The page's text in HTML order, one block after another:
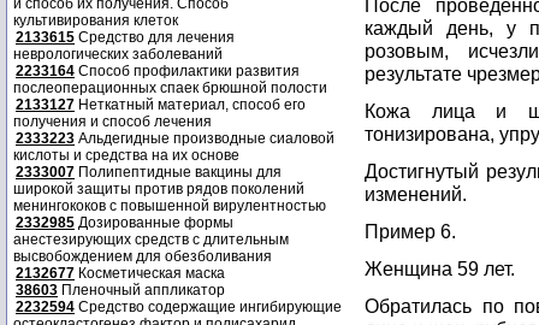
и способ их получения. Способ
культивирования клеток
2133615 Средство для лечения
неврологических заболеваний
2233164 Способ профилактики развития
послеоперационных спаек брюшной полости
2133127 Неткатный материал, способ его
получения и способ лечения
2333223 Альдегидные производные сиаловой
кислоты и средства на их основе
2333007 Полипептидные вакцины для
широкой защиты против рядов поколений
менингококов с повышенной вирулентностью
2332985 Дозированные формы
анестезирующих средств с длительным
высвобождением для обезболивания
2132677 Косметическая маска
38603 Пленочный аппликатор
2232594 Средство содержащие ингибирующие
После
каждый день, у
розовым,
результате
Кожа лица и
тонизирована,
Достигнутый
изменений.
Пример 6.
Женщина 59 лет.
Обратилась по